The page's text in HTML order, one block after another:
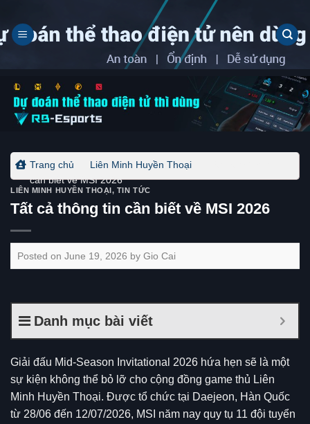
content
Trang chủ Liên Minh Huyền Thoại
cần biết về MSI 2026
LIÊN MINH HUYỀN THOẠI, TIN TỨC
Tất cả thông tin cần biết về MSI 2026
Posted on June 19, 2026 by Gio Cai
Danh mục bài viết
Giải đấu Mid-Season Invitational 2026 hứa hẹn sẽ là một
sự kiện không thể bỏ lỡ cho cộng đồng game thủ Liên
Minh Huyền Thoại. Được tổ chức tại Daejeon, Hàn Quốc
từ 28/06 đến 12/07/2026, MSI năm nay quy tụ 11 đội tuyển